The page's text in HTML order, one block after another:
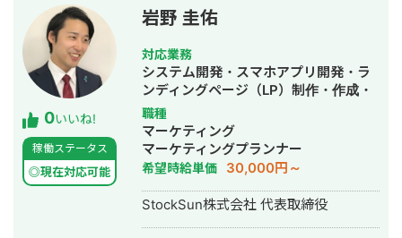
独立。 独立後はフリーランスとなり、
フロントエンドエンジニア兼総合Web
マーケターとして活動。現在はWebコ
ンサルティング会社を創設し、法人と
してStockSunに参画。
0いいね!
稼働ステータス
◎現在対応可能
岩野 圭佑
対応業務
システム開発・スマホアプリ開発・ラ
ンディングページ（LP）制作・作成・
Youtubeチャンネル運営代行・立ち上
げ・ECサイト構築・ネットショップ作
成代行・SEO対策・新規事業立上・
SNS運用代行・ホームページ制作・作
成・リスティング広告運用代行・動画
制作・動画編集
職種
マーケティング
マーケティングプランナー
希望時給単価 30,000円～
StockSun株式会社 代表取締役